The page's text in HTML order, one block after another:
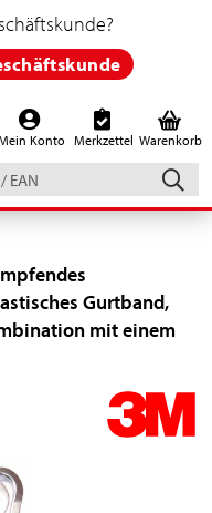
Konto Merkzettel Warenkorb
Gurtband,
mit einem